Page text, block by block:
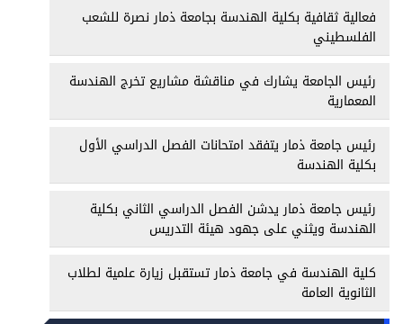
فعالية ثقافية بكلية الهندسة بجامعة ذمار نصرة للشعب
الفلسطيني
رئيس الجامعة يشارك في مناقشة مشاريع تخرج الهندسة
المعمارية
رئيس جامعة ذمار يتفقد امتحانات الفصل الدراسي الأول
بكلية الهندسة
رئيس جامعة ذمار يدشن الفصل الدراسي الثاني بكلية
الهندسة ويثني على جهود هيئة التدريس
كلية الهندسة في جامعة ذمار تستقبل زيارة علمية لطلاب
الثانوية العامة